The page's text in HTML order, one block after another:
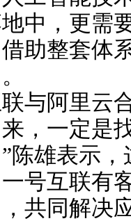
中，更需
助整套体
与阿里云
，一定是
陈雄表示
号互联有
共同解决